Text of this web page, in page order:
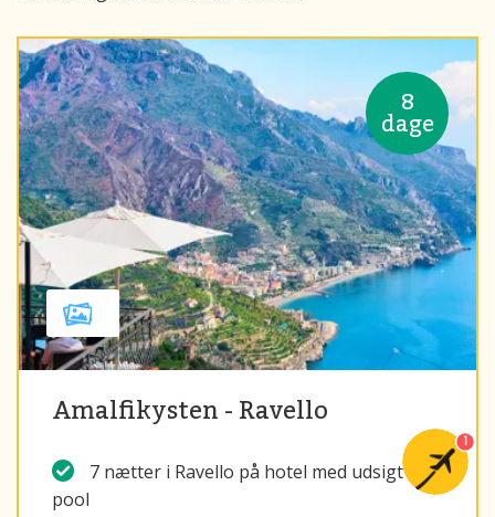
8
dage
Amalfikysten - Ravello
7 nætter i Ravello på hotel med udsigt og
pool
1